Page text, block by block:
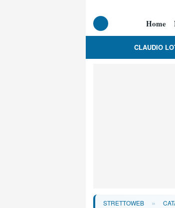
Home
CLAUDIO
STRETTOWEB »